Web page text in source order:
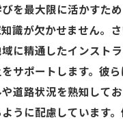
を最大限に活かすた
知識が欠かせません。
に精通したインスト
サポートします。彼
道路状況を熟知して
うに配慮しています